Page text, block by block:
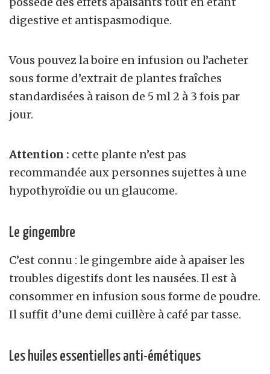
digestive et antispasmodique.
Vous pouvez la boire en infusion ou l’acheter
sous forme d’extrait de plantes fraîches
standardisées à raison de 5 ml 2 à 3 fois par
jour.
Attention : cette plante n’est pas
recommandée aux personnes sujettes à une
hypothyroïdie ou un glaucome.
Le gingembre
C’est connu : le gingembre aide à apaiser les
troubles digestifs dont les nausées. Il est à
consommer en infusion sous forme de poudre.
Il suffit d’une demi cuillère à café par tasse.
Les huiles essentielles anti-émétiques